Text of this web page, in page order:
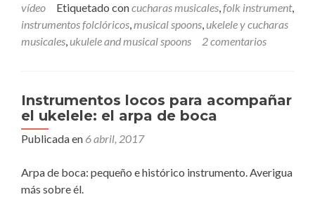
vídeo
Etiquetado concucharas musicales,folk instrument,
instrumentos folclóricos,musical spoons,ukelele y cucharas
musicales,ukulele and musical spoons 2 comentarios
Instrumentos locos para acompañar
el ukelele: el arpa de boca
Publicada en 6 abril, 2017
Arpa de boca: pequeño e histórico instrumento. Averigua
más sobre él.